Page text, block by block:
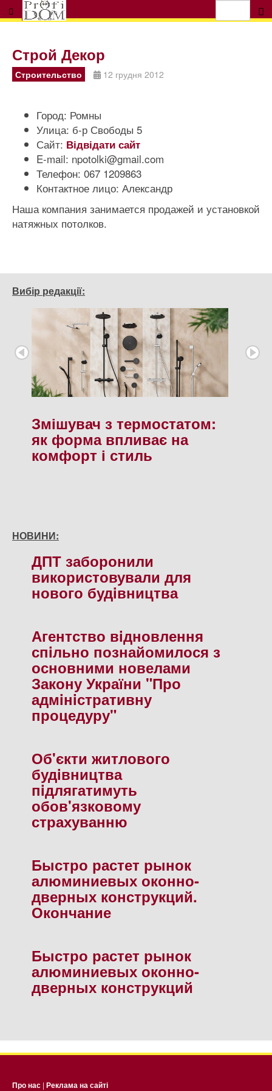
Строй Декор
Строительство 12 грудня 2012
Город: Ромны
Улица: б-р Свободы 5
Сайт: Відвідати сайт
E-mail: npotolki@gmail.com
Телефон: 067 1209863
Контактное лицо: Александр
Наша компания занимается продажей и установкой
натяжных потолков.
Вибір редакції:
Змішувач з термостатом:
як форма впливає на
комфорт і стиль
НОВИНИ:
ДПТ заборонили
використовували для
нового будiвництва
Агентство вiдновлення
спiльно познайомилося з
основними новелами
Закону України "Про
адмiнiстративну
процедуру"
Об'єкти житлового
будiвництва
пiдлягатимуть
обов'язковому
страхуванню
Быстро растет рынок
алюминиевых оконно-
дверных конструкций.
Окончание
Быстро растет рынок
алюминиевых оконно-
дверных конструкций
Про нас | Реклама на сайті